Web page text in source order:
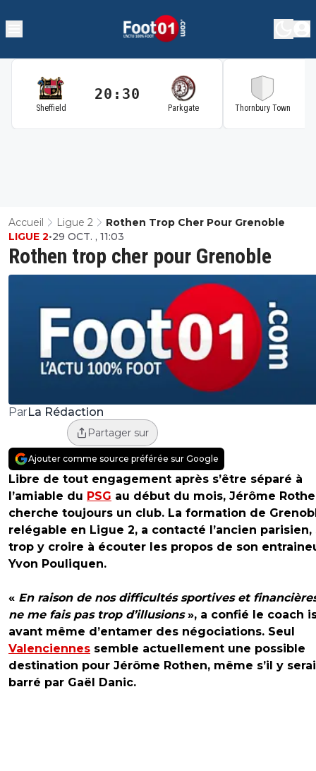
Sheffield
20:30
Parkgate Thornbury Town
Accueil Ligue 2 Rothen Trop Cher Pour Grenoble
Rothen trop cher pour Grenoble
LIGUE 2•29 OCT. , 11:03
ParLa Rédaction
Partager sur
Ajouter comme source préférée sur Google
Libre de tout engagement après s’être séparé à
l’amiable du PSG au début du mois, Jérôme
cherche toujours un club. La formation de
relégable en Ligue 2, a contacté l’ancien parisien,
trop y croire à écouter les propos de son
Yvon Pouliquen.
« En raison de nos difficultés sportives et
ne me fais pas trop d’illusions», a confié le coach
avant même d’entamer des négociations. Seul
Valenciennes semble actuellement une possible
destination pour Jérôme Rothen, même s’il y
barré par Gaël Danic.